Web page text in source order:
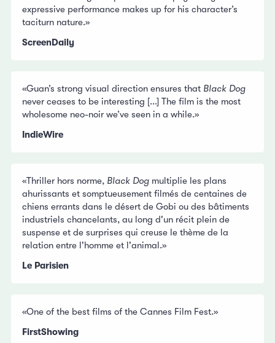
expressive performance makes up for his character’s
taciturn nature.»
ScreenDaily
«Guan’s strong visual direction ensures that Black Dog
never ceases to be interesting [...] The film is the most
wholesome neo-noir we’ve seen in a while.»
IndieWire
«Thriller hors norme, Black Dog multiplie les plans
ahurissants et somptueusement filmés de centaines de
chiens errants dans le désert de Gobi ou des bâtiments
industriels chancelants, au long d'un récit plein de
suspense et de surprises qui creuse le thème de la
relation entre l'homme et l'animal.»
Le Parisien
«One of the best films of the Cannes Film Fest.»
FirstShowing